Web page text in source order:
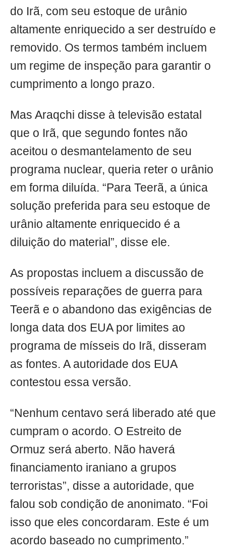
do Irã, com seu estoque de urânio
altamente enriquecido a ser destruído e
removido. Os termos também incluem
um regime de inspeção para garantir o
cumprimento a longo prazo.
Mas Araqchi disse à televisão estatal
que o Irã, que segundo fontes não
aceitou o desmantelamento de seu
programa nuclear, queria reter o urânio
em forma diluída. “Para Teerã, a única
solução preferida para seu estoque de
urânio altamente enriquecido é a
diluição do material”, disse ele.
As propostas incluem a discussão de
possíveis reparações de guerra para
Teerã e o abandono das exigências de
longa data dos EUA por limites ao
programa de mísseis do Irã, disseram
as fontes. A autoridade dos EUA
contestou essa versão.
“Nenhum centavo será liberado até que
cumpram o acordo. O Estreito de
Ormuz será aberto. Não haverá
financiamento iraniano a grupos
terroristas”, disse a autoridade, que
falou sob condição de anonimato. “Foi
isso que eles concordaram. Este é um
acordo baseado no cumprimento.”